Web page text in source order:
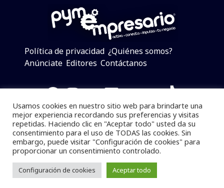
Política de privacidad ¿Quiénes somos?
Anúnciate Editores Contáctanos
Facebook
Instagram
Twitter
LinkedIn
Telegram
YouTube
TikTok
Pymempresario © 2025 Todos los derechos reservados.
Se prohibe el uso de la información total o parcial sin
dar referencia a la fuente.
Desarrollado poryalla ya!
Usamos cookies en nuestro sitio web para brindarte una
mejor experiencia recordando sus preferencias y visitas
repetidas. Haciendo clic en "Aceptar todo" usted da su
consentimiento para el uso de TODAS las cookies. Sin
embargo, puede visitar "Configuración de cookies" para
proporcionar un consentimiento controlado.
Configuración de cookies Aceptar todo